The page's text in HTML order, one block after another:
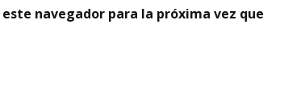
navegador para la próxima vez que